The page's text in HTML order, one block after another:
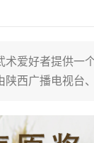
爱好者提供一
西广播电视台